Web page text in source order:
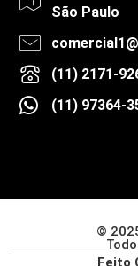
São Paulo
(11) 2171-
(11) 97364-
©
Feito